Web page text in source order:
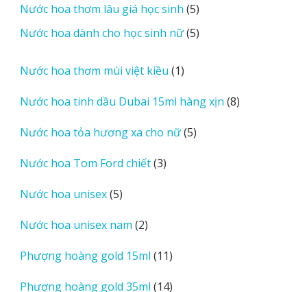
phẩm
Nước hoa thơm lâu giá học sinh 55
sản
phẩm
Nước hoa dành cho học sinh nữ 55
Nước hoa thơm mùi việt kiều 11
phẩm
Nước hoa tinh dầu Dubai 15ml hàng xịn 88
Nước hoa tỏa hương xa cho nữ 55
Nước hoa Tom Ford chiết 33
Nước hoa unisex 55
phẩm
Nước hoa unisex nam 22
phẩm
Phượng hoàng gold 15ml 1111
Phượng hoàng gold 35ml 1414